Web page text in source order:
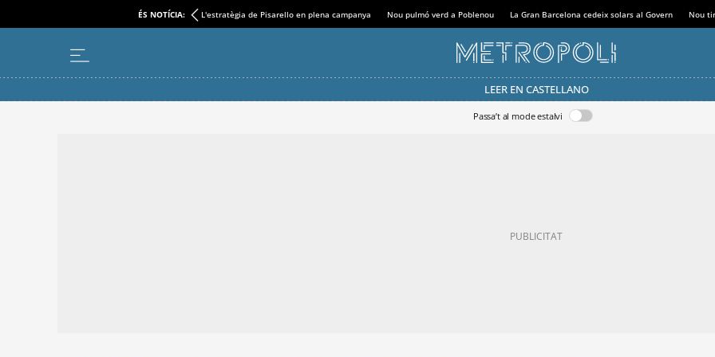
ÉS NOTÍCIA: L'estratègia de Pisarello en plena campanya Nou pulmó verd a Poblenou La Gran Barcelona cedeix solars al Govern Nou
LEER EN CASTELLANO
Passa’t al mode estalvi